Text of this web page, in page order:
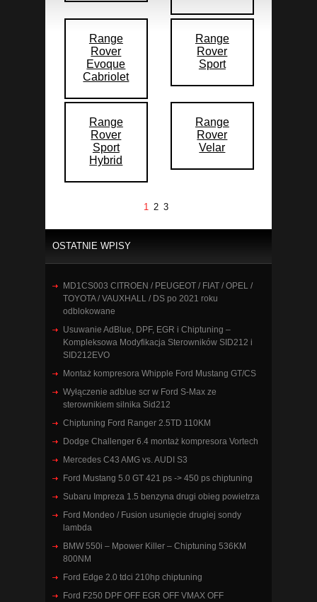
Range
Rover
Evoque
Cabriolet
Range
Rover
Sport
Range
Rover
Sport
Hybrid
Range
Rover
Velar
1 2 3
OSTATNIE WPISY
MD1CS003 CITROEN / PEUGEOT / FIAT / OPEL /
TOYOTA / VAUXHALL / DS po 2021 roku
odblokowane
Usuwanie AdBlue, DPF, EGR i Chiptuning –
Kompleksowa Modyfikacja Sterowników SID212 i
SID212EVO
Montaż kompresora Whipple Ford Mustang GT/CS
Wyłączenie adblue scr w Ford S-Max ze
sterownikiem silnika Sid212
Chiptuning Ford Ranger 2.5TD 110KM
Dodge Challenger 6.4 montaż kompresora Vortech
Mercedes C43 AMG vs. AUDI S3
Ford Mustang 5.0 GT 421 ps -> 450 ps chiptuning
Subaru Impreza 1.5 benzyna drugi obieg powietrza
Ford Mondeo / Fusion usunięcie drugiej sondy
lambda
BMW 550i – Mpower Killer – Chiptuning 536KM
800NM
Ford Edge 2.0 tdci 210hp chiptuning
Ford F250 DPF OFF EGR OFF VMAX OFF